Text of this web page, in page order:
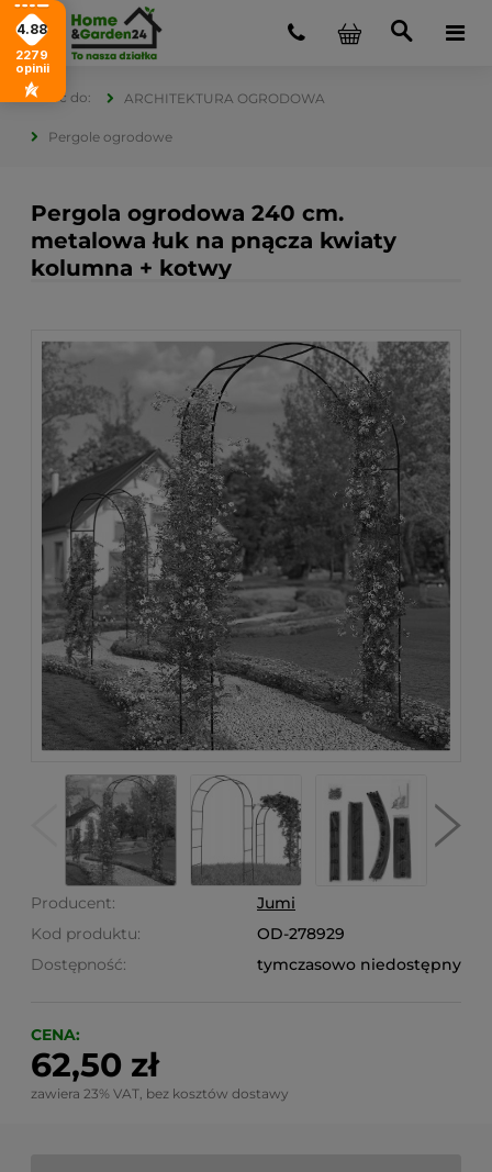
ARCHITEKTURA OGRODOWA
Pergole ogrodowe
Pergola ogrodowa 240 cm.
metalowa łuk na pnącza kwiaty
kolumna + kotwy
Producent:
Jumi
Kod produktu:
OD-278929
Dostępność:
tymczasowo niedostępny
CENA:
62,50 zł
zawiera 23% VAT, bez kosztów dostawy
4.88
2279
opinii